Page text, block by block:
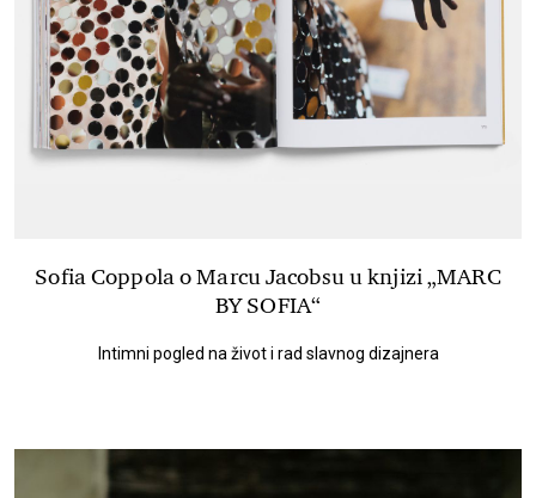
Sofia Coppola o Marcu Jacobsu u knjizi „MARC
BY SOFIA“
Intimni pogled na život i rad slavnog dizajnera